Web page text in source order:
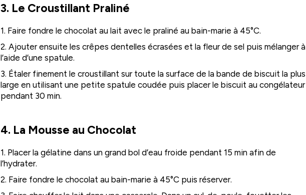
3. Le Croustillant Praliné
1. Faire fondre le chocolat au lait avec le praliné au bain-marie à 45°C.
2. Ajouter ensuite les crêpes dentelles écrasées et la fleur de sel puis mélanger à
l’aide d’une spatule.
3. Étaler finement le croustillant sur toute la surface de la bande de biscuit la plus
large en utilisant une petite spatule coudée puis placer le biscuit au congélateur
pendant 30 min.
4. La Mousse au Chocolat
1. Placer la gélatine dans un grand bol d’eau froide pendant 15 min afin de
l’hydrater.
2. Faire fondre le chocolat au bain-marie à 45°C puis réserver.